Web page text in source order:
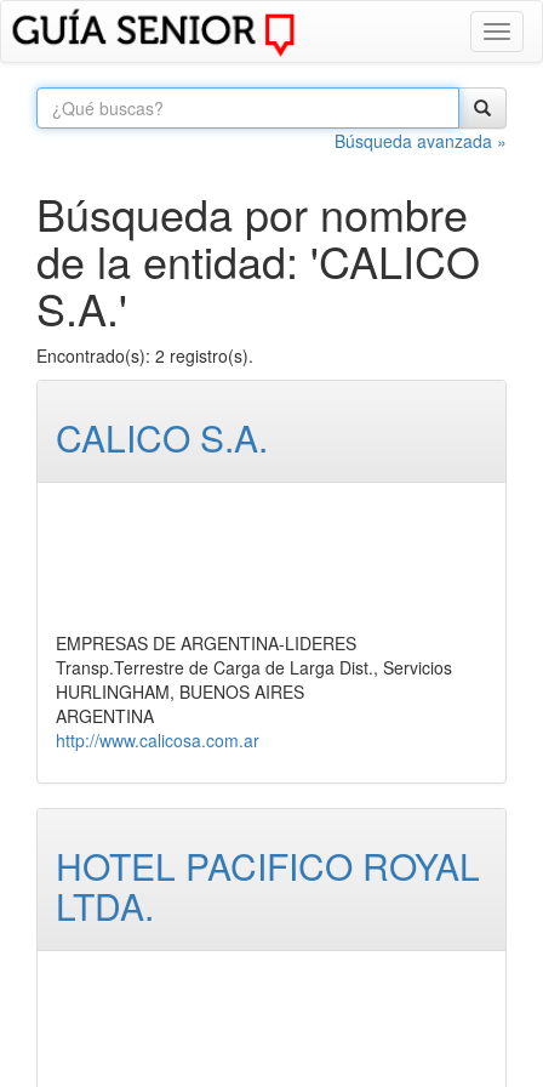
Búsqueda avanzada »
Búsqueda por nombre
de la entidad: 'CALICO
S.A.'
Encontrado(s): 2 registro(s).
CALICO S.A.
EMPRESAS DE ARGENTINA-LIDERES
Transp.Terrestre de Carga de Larga Dist., Servicios
HURLINGHAM, BUENOS AIRES
ARGENTINA
http://www.calicosa.com.ar
HOTEL PACIFICO ROYAL
LTDA.